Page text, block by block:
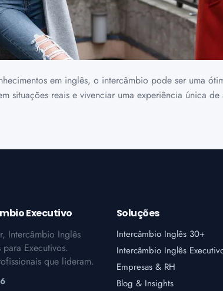
em inglês, o intercâmbio pode ser uma
situações reais e vivenciar uma experiência única
Executivo
Intercâmbio Inglês
Executivos.
que lideram.
Soluções
Intercâmbio Inglês 30+
Intercâmbio Inglês
Empresas & RH
Blog & Insights